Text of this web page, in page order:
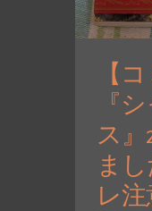
【
『
ス』
ま
レ注